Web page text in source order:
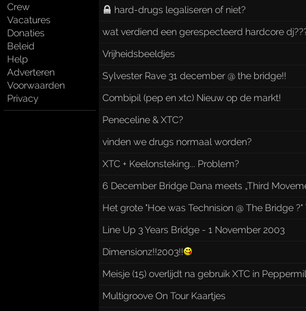
Crew
Vacatures
Donaties
Beleid
Help
Adverteren
Voorwaarden
Privacy
hard-drugs legaliseren of niet?
wat verdiend een gerespecteerd hardcore
Vrijheidsbeeldjes
Sylvester Rave 31 december @ the bridge!!
Combipil (pep en xtc) Nieuw op de markt!
Peneceline & XTC?
vinden we drugs normaal worden?
XTC + Keelonsteking... Problem?
6 December Bridge Dana meets „Third
Het grote "Hoe was Technision @ The Bridge ?"
Line Up 3 Years Bridge - 1 November 2003
Dimensionz!!2003!!
Meisje (15) overlijdt na gebruik XTC in
Multigroove On Tour Kaartjes